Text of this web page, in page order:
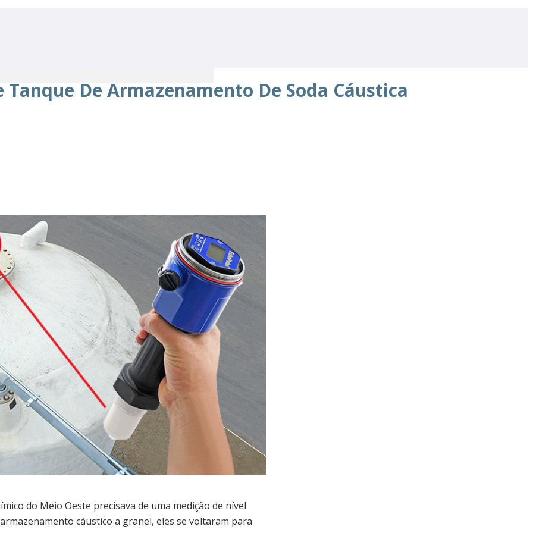
De Armazenamento De Soda Cáustica
do Meio Oeste precisava de uma medição de nível
cáustico a granel, eles se voltaram para